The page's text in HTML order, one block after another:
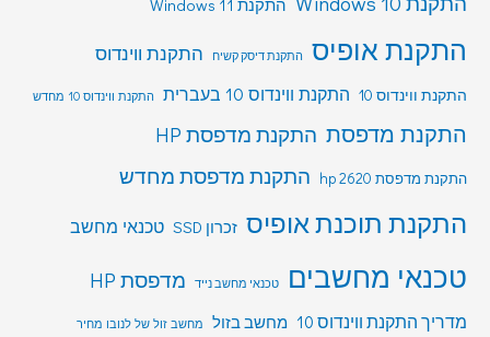
התקנת Windows 11
התקנת אופיס התקנת דיסק קשיח התקנת ווינדוס
התקנת ווינדוס 10 התקנת ווינדוס 10 בעברית התקנת ווינדוס 10 מחדש
התקנת מדפסת התקנת מדפסת HP
התקנת מדפסת hp 2620 התקנת מדפסת מחדש
התקנת תוכנת אופיס זכרון SSD טכנאי מחשב
טכנאי מחשבים טכנאי מחשב נייד מדפסת HP
מדריך התקנת ווינדוס 10 מחשב בזול מחשב זול של לנובו מחיר